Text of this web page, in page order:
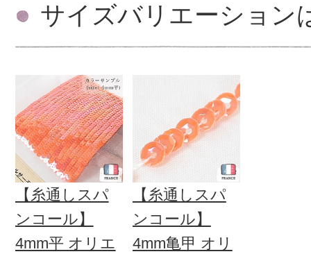
サイズバリエーション
【糸通しスパ
ンコール】
4mm平 オリエ
【糸通しスパ
ンコール】
4mm亀甲 オリ